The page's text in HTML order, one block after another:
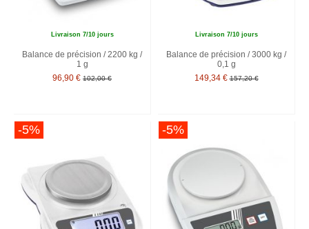
Livraison 7/10 jours
Balance de précision / 2200 kg /
1 g
96,90 € 102,00 €
Livraison 7/10 jours
Balance de précision / 3000 kg /
0,1 g
149,34 € 157,20 €
-5% -5%